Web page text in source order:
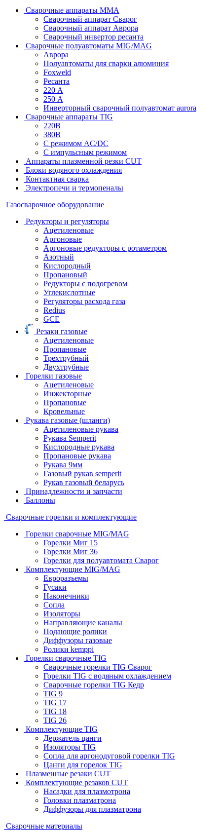
Сварочные аппараты MMA
Сварочный аппарат Сварог
Сварочный аппарат Аврора
Сварочный инвертор ресанта
Сварочные полуавтоматы MIG/MAG
Аврора
Полуавтоматы для сварки алюминия
Foxweld
Ресанта
220 А
250 А
Инверторный сварочный полуавтомат aurora
Сварочные аппараты TIG
220В
380В
С режимом AC/DC
С импульсным режимом
Аппараты плазменной резки CUT
Блоки водяного охлаждения
Контактная сварка
Электропечи и термопеналы
Газосварочное оборудование
Редукторы и регуляторы
Ацетиленовые
Аргоновые
Аргоновые редукторы с ротаметром
Азотный
Кислородный
Пропановый
Редукторы с подогревом
Углекислотные
Регуляторы расхода газа
Redius
GCE
Резаки газовые
Ацетиленовые
Пропановые
Трехтрубный
Двухтрубные
Горелки газовые
Ацетиленовые
Инжекторные
Пропановые
Кровельные
Рукава газовые (шланги)
Ацетиленовые рукава
Рукава Semperit
Кислородные рукава
Пропановые рукава
Рукава 9мм
Газовый рукав semperit
Рукав газовый беларусь
Принадлежности и запчасти
Баллоны
Сварочные горелки и комплектующие
Горелки сварочные MIG/MAG
Горелки Миг 15
Горелки Миг 36
Горелки для полуавтомата Сварог
Комплектующие MIG/MAG
Евроразъемы
Гусаки
Наконечники
Сопла
Изоляторы
Направляющие каналы
Подающие ролики
Диффузоры газовые
Ролики kemppi
Горелки сварочные TIG
Сварочные горелки TIG Сварог
Горелки TIG с водяным охлаждением
Сварочные горелки TIG Кедр
TIG 9
TIG 17
TIG 18
TIG 26
Комплектующие TIG
Держатель цанги
Изоляторы TIG
Сопла для аргонодуговой горелки TIG
Цанги для горелок TIG
Плазменные резаки CUT
Комплектующие резаков CUT
Насадки для плазмотрона
Головки плазматрона
Диффузоры для плазматрона
Сварочные материалы